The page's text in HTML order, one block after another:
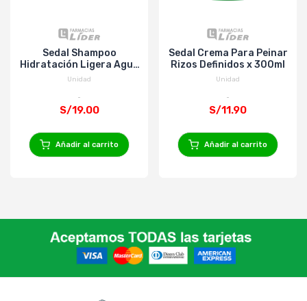
Sedal Shampoo
Hidratación Ligera Agua
de Coco x 650ml
Unidad
S/19.00
Añadir al carrito
Sedal Crema Para Peinar
Rizos Definidos x 300ml
Unidad
S/11.90
Añadir al carrito